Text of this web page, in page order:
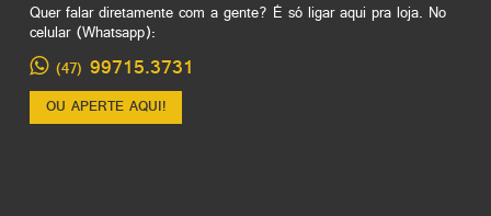
Quer falar diretamente com a gente? É só ligar aqui pra loja. No
celular (Whatsapp):
(47) 99715.3731
OU APERTE AQUI!